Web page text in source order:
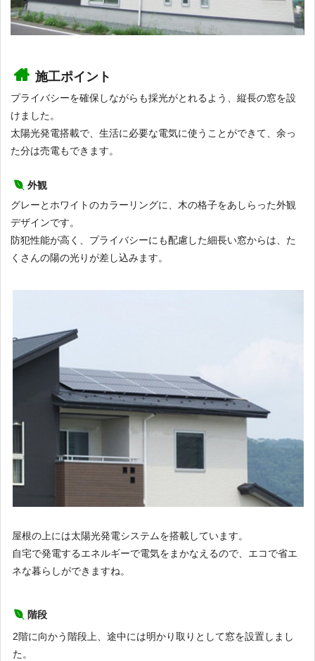
施工ポイント
プライバシーを確保しながらも採光がとれるよう、縦長の窓を設
けました。
太陽光発電搭載で、生活に必要な電気に使うことができて、余っ
た分は売電もできます。
外観
グレーとホワイトのカラーリングに、木の格子をあしらった外観
デザインです。
防犯性能が高く、プライバシーにも配慮した細長い窓からは、た
くさんの陽の光りが差し込みます。
屋根の上には太陽光発電システムを搭載しています。
自宅で発電するエネルギーで電気をまかなえるので、エコで省エ
ネな暮らしができますね。
階段
2階に向かう階段上、途中には明かり取りとして窓を設置しまし
た。